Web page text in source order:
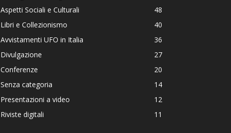
Aspetti Sociali e Culturali
48
Libri e Collezionismo
40
Avvistamenti UFO in Italia
36
Divulgazione
27
Conferenze
20
Senza categoria
14
Presentazioni a video
12
Riviste digitali
11